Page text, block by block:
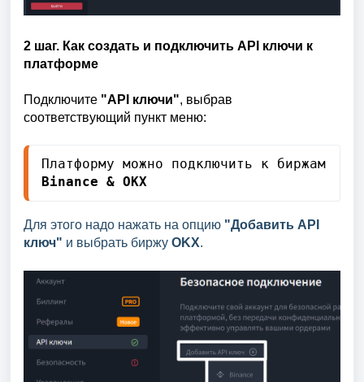
2 шаг. Как создать и подключить API ключи к
платформе
Подключите "API ключи", выбрав
соответствующий пункт меню:
Binance & OKX
Для этого надо нажать на опцию "Добавить API
ключ" и выбрать биржу OKX.